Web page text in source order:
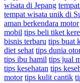
wisata di Jepang
tempat wisata unik di
aman berkendara motor
mobil tips beli tiket
bisnis terbaru tips buat
diet sehat tips dunia
tips ibu hamil tips jual
tips kesehatan tips
motor tips kulit cantik